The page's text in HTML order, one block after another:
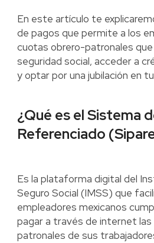
En este artículo te
de pagos que permite a los
cuotas obrero-patronales
seguridad social, acceder a
y optar por una jubilación en
¿Qué es el Sistema
Referenciado
Es la plataforma digital del
Seguro Social (IMSS) que
empleadores mexicanos
pagar a través de internet
patronales de sus